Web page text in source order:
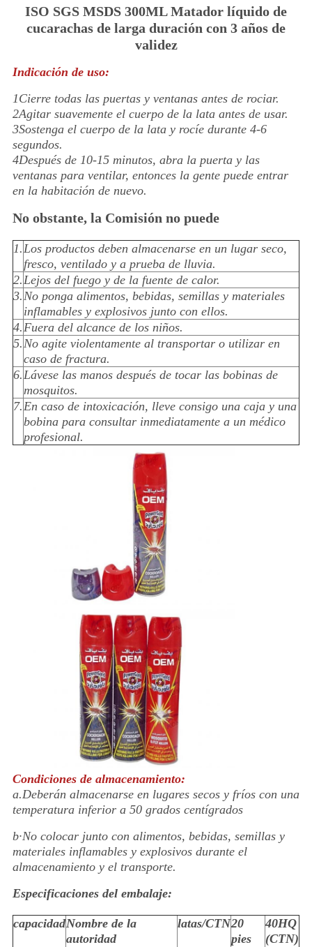
ISO SGS MSDS 300ML Matador líquido de
cucarachas de larga duración con 3 años de
validez
Indicación de uso:
1Cierre todas las puertas y ventanas antes de rociar.
2Agitar suavemente el cuerpo de la lata antes de usar.
3Sostenga el cuerpo de la lata y rocíe durante 4-6
segundos.
4Después de 10-15 minutos, abra la puerta y las
ventanas para ventilar, entonces la gente puede entrar
en la habitación de nuevo.
No obstante, la Comisión no puede
1.Los productos deben almacenarse en un lugar seco,
fresco, ventilado y a prueba de lluvia.
2.Lejos del fuego y de la fuente de calor.
3.No ponga alimentos, bebidas, semillas y materiales
inflamables y explosivos junto con ellos.
4.Fuera del alcance de los niños.
5.No agite violentamente al transportar o utilizar en
caso de fractura.
6.Lávese las manos después de tocar las bobinas de
mosquitos.
7.En caso de intoxicación, lleve consigo una caja y una
bobina para consultar inmediatamente a un médico
profesional.
Condiciones de almacenamiento:
a.Deberán almacenarse en lugares secos y fríos con una
temperatura inferior a 50 grados centígrados
b·No colocar junto con alimentos, bebidas, semillas y
materiales inflamables y explosivos durante el
almacenamiento y el transporte.
Especificaciones del embalaje:
capacidadNombre de la
autoridad
latas/CTN20
pies
40HQ
(CTN)